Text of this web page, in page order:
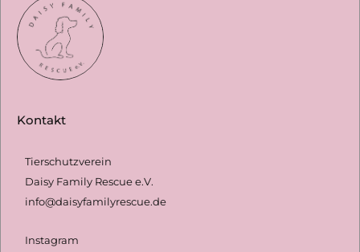
Kontakt
Tierschutzverein
Daisy Family Rescue e.V.
info@daisyfamilyrescue.de
Instagram